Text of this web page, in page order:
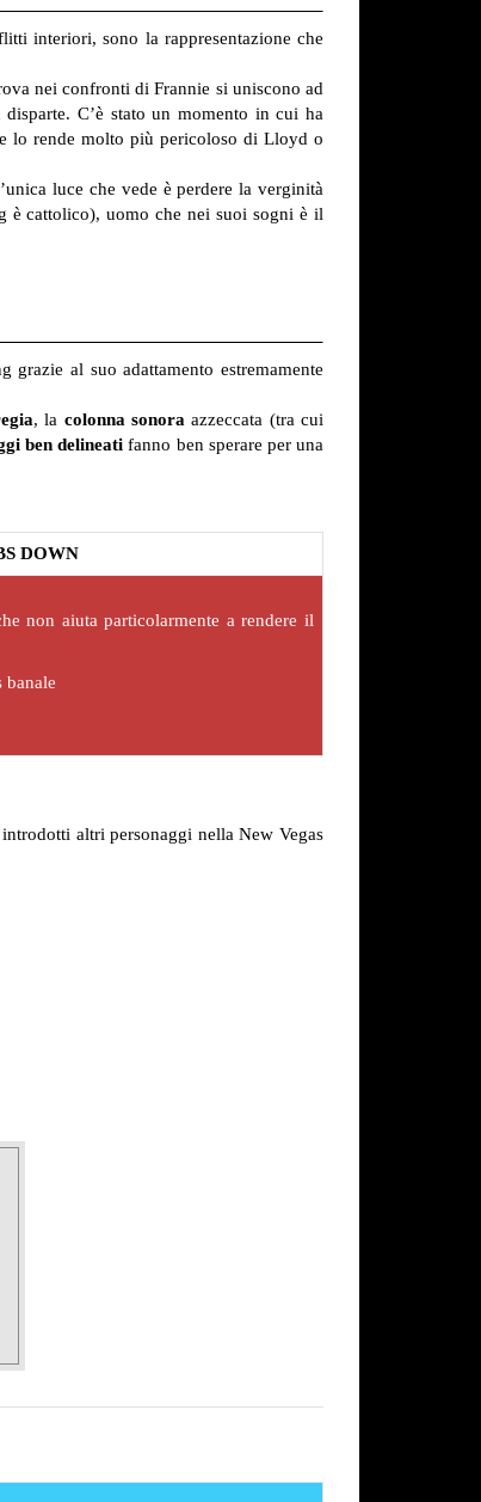
interiori, sono la rappresentazione che
nei confronti di Frannie si uniscono ad
disparte. C’è stato un momento in cui ha
lo rende molto più pericoloso di Lloyd o
luce che vede è perdere la verginità
è cattolico), uomo che nei suoi sogni è il
al suo adattamento estremamente
, la colonna sonora azzeccata (tra cui
ben delineati fanno ben sperare per una
DOWN
non aiuta particolarmente a rendere il
banale
altri personaggi nella New Vegas